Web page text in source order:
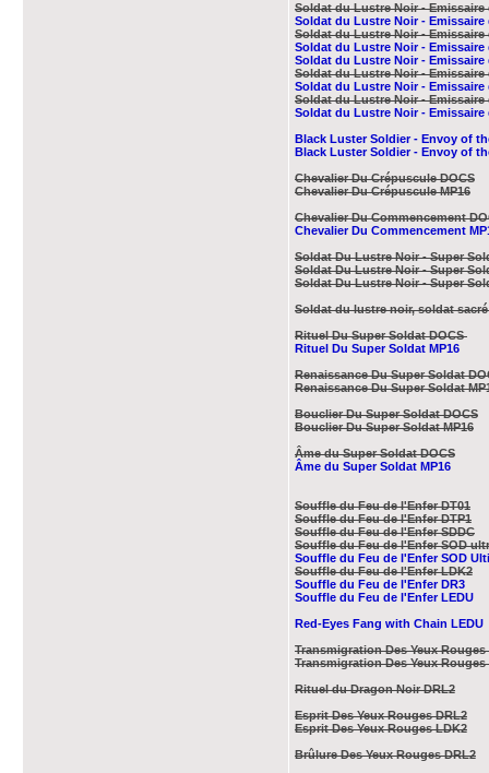
Soldat du Lustre Noir -
Soldat du Lustre Noir -
Soldat du Lustre Noir - Emissaire
Soldat du Lustre Noir -
Soldat du Lustre Noir - Emissaire
Soldat du Lustre Noir - Emissaire
Soldat du Lustre Noir -
Soldat du Lustre Noir - Emissaire
Soldat du Lustre Noir - Emissaire
Black Luster Soldier - Envoy of
Black Luster Soldier - Envoy of
Chevalier Du Crépuscule DOCS
Chevalier Du Crépuscule MP16
Chevalier Du Commencement
Chevalier Du Commencement
Soldat Du Lustre Noir - Super
Soldat Du Lustre Noir - Super
Soldat Du Lustre Noir - Super
Soldat du lustre noir, soldat sacré
Rituel Du Super Soldat DOCS
Rituel Du Super Soldat MP16
Renaissance Du Super Soldat
Renaissance Du Super Soldat
Bouclier Du Super Soldat DOCS
Bouclier Du Super Soldat MP16
Âme du Super Soldat DOCS
Âme du Super Soldat​ MP16
Souffle du Feu de l'Enfer DT01
Souffle du Feu de l'Enfer DTP1
Souffle du Feu de l'Enfer SDDC
Souffle du Feu de l'Enfer SOD
Souffle du Feu de l'Enfer SOD
Souffle du Feu de l'Enfer LDK2
Souffle du Feu de l'Enfer DR3
Souffle du Feu de l'Enfer LEDU
Red-Eyes Fang with Chain​ LEDU
Transmigration Des Yeux Rouges
Transmigration Des Yeux Rouges
Rituel du Dragon Noir DRL2
Esprit Des Yeux Rouges DRL2
Esprit Des Yeux Rouges LDK2
Brûlure Des Yeux Rouges DRL2